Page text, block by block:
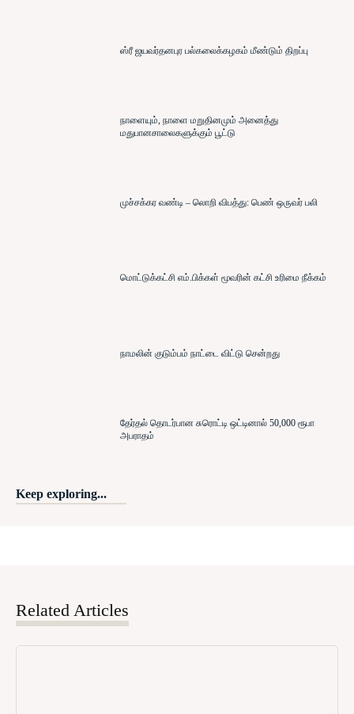
ஸ்ரீ ஜயவர்தனபுர பல்கலைக்கழகம் மீண்டும் திறப்பு
நாளையும், நாளை மறுதினமும் அனைத்து
மதுபானசாலைகளுக்கும் பூட்டு
முச்சக்கர வண்டி – லொறி விபத்து: பெண் ஒருவர் பலி
மொட்டுக்கட்சி எம்.பிக்கள் மூவரின் கட்சி உரிமை நீக்கம்
நாமலின் குடும்பம் நாட்டை விட்டு சென்றது
தேர்தல் தொடர்பான சுரொட்டி ஒட்டினால் 50,000 ரூபா
அபராதம்
Keep exploring...
Related Articles